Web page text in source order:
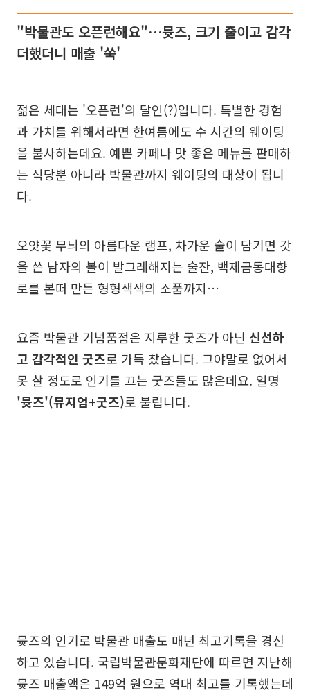
"박물관도 오픈런해요"…뮷즈, 크기 줄이고 감각
더했더니 매출 '쑥'
젊은 세대는 '오픈런'의 달인(?)입니다. 특별한 경험
과 가치를 위해서라면 한여름에도 수 시간의 웨이팅
을 불사하는데요. 예쁜 카페나 맛 좋은 메뉴를 판매하
는 식당뿐 아니라 박물관까지 웨이팅의 대상이 됩니
다.
오얏꽃 무늬의 아름다운 램프, 차가운 술이 담기면 갓
을 쓴 남자의 볼이 발그레해지는 술잔, 백제금동대향
로를 본떠 만든 형형색색의 소품까지…
요즘 박물관 기념품점은 지루한 굿즈가 아닌 신선하
고 감각적인 굿즈로 가득 찼습니다. 그야말로 없어서
못 살 정도로 인기를 끄는 굿즈들도 많은데요. 일명
'뮷즈'(뮤지엄+굿즈)로 불립니다.
뮷즈의 인기로 박물관 매출도 매년 최고기록을 경신
하고 있습니다. 국립박물관문화재단에 따르면 지난해
뮷즈 매출액은 149억 원으로 역대 최고를 기록했는데